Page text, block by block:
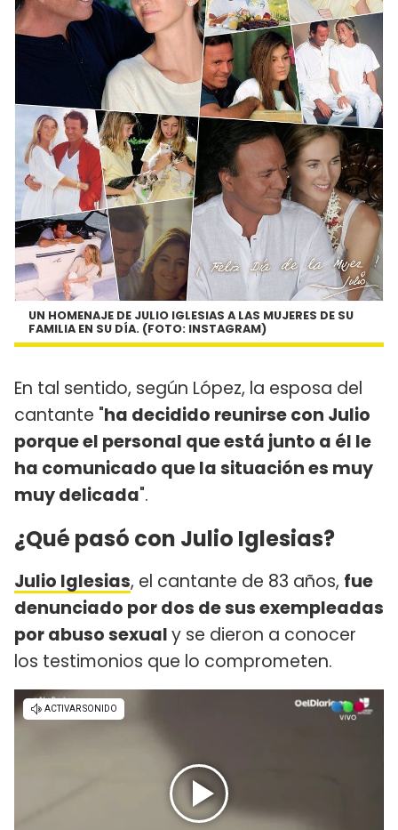
UN HOMENAJE DE JULIO IGLESIAS A LAS MUJERES DE SU
FAMILIA EN SU DÍA. (FOTO: INSTAGRAM)
En tal sentido, según López, la esposa del
cantante "ha decidido reunirse con Julio
porque el personal que está junto a él le
ha comunicado que la situación es muy
muy delicada".
¿Qué pasó con Julio Iglesias?
Julio Iglesias, el cantante de 83 años, fue
denunciado por dos de sus exempleadas
por abuso sexualy se dieron a conocer
los testimonios que lo comprometen.